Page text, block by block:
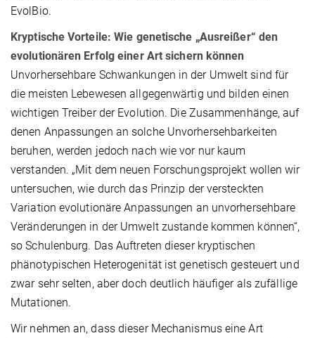
EvolBio.
Kryptische Vorteile: Wie genetische „Ausreißer“ den
evolutionären Erfolg einer Art sichern können
Unvorhersehbare Schwankungen in der Umwelt sind für
die meisten Lebewesen allgegenwärtig und bilden einen
wichtigen Treiber der Evolution. Die Zusammenhänge, auf
denen Anpassungen an solche Unvorhersehbarkeiten
beruhen, werden jedoch nach wie vor nur kaum
verstanden. „Mit dem neuen Forschungsprojekt wollen wir
untersuchen, wie durch das Prinzip der versteckten
Variation evolutionäre Anpassungen an unvorhersehbare
Veränderungen in der Umwelt zustande kommen können“,
so Schulenburg. Das Auftreten dieser kryptischen
phänotypischen Heterogenität ist genetisch gesteuert und
zwar sehr selten, aber doch deutlich häufiger als zufällige
Mutationen.
Wir nehmen an, dass dieser Mechanismus eine Art